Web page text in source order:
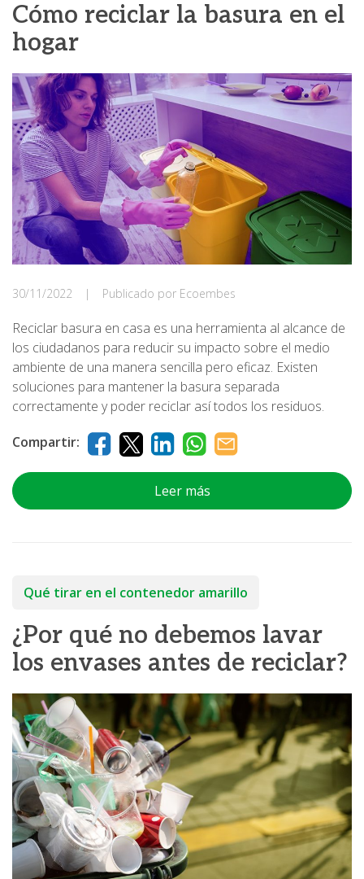
Cómo reciclar la basura en el
hogar
30/11/2022 | Publicado por Ecoembes
Reciclar basura en casa es una herramienta al alcance de
los ciudadanos para reducir su impacto sobre el medio
ambiente de una manera sencilla pero eficaz. Existen
soluciones para mantener la basura separada
correctamente y poder reciclar así todos los residuos.
Compartir:
Leer más
Qué tirar en el contenedor amarillo
¿Por qué no debemos lavar
los envases antes de reciclar?